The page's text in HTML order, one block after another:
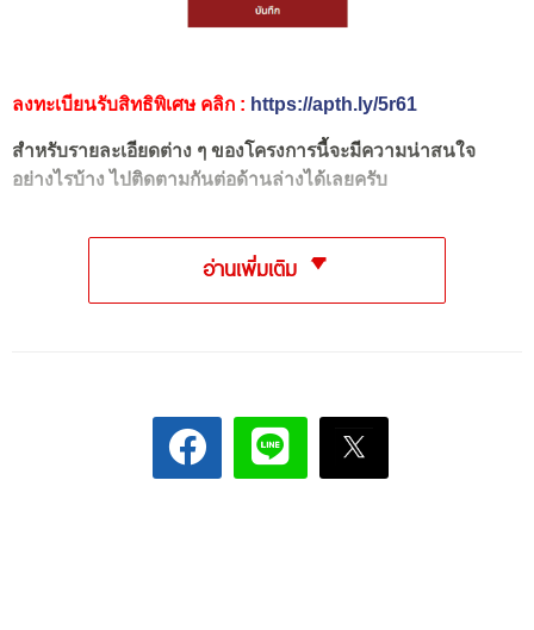
ลงทะเบียนรับสิทธิพิเศษ คลิก : https://apth.ly/5r61
สำหรับรายละเอียดต่าง ๆ ของโครงการนี้จะมีความน่าสนใจ
อย่างไรบ้าง ไปติดตามกันต่อด้านล่างได้เลยครับ
อ่านเพิ่มเติม